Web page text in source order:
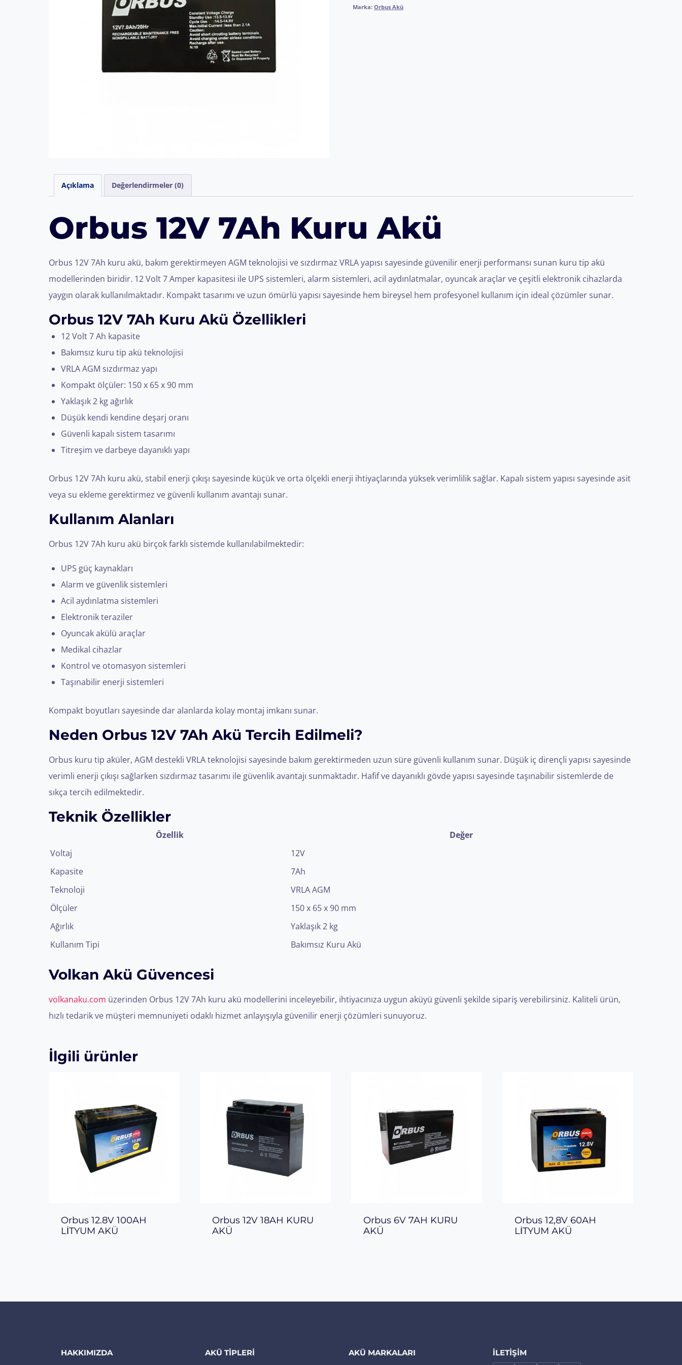
Marka:Orbus Akü
Açıklama Değerlendirmeler (0)
Orbus 12V 7Ah Kuru Akü
Orbus 12V 7Ah kuru akü, bakım gerektirmeyen AGM teknolojisi ve sızdırmaz VRLA yapısı sayesinde güvenilir enerji performansı sunan kuru tip akü
modellerinden biridir. 12 Volt 7 Amper kapasitesi ile UPS sistemleri, alarm sistemleri, acil aydınlatmalar, oyuncak araçlar ve çeşitli elektronik cihazlarda
yaygın olarak kullanılmaktadır. Kompakt tasarımı ve uzun ömürlü yapısı sayesinde hem bireysel hem profesyonel kullanım için ideal çözümler sunar.
Orbus 12V 7Ah Kuru Akü Özellikleri
12 Volt 7 Ah kapasite
Bakımsız kuru tip akü teknolojisi
VRLA AGM sızdırmaz yapı
Kompakt ölçüler: 150 x 65 x 90 mm
Yaklaşık 2 kg ağırlık
Düşük kendi kendine deşarj oranı
Güvenli kapalı sistem tasarımı
Titreşim ve darbeye dayanıklı yapı
Orbus 12V 7Ah kuru akü, stabil enerji çıkışı sayesinde küçük ve orta ölçekli enerji ihtiyaçlarında yüksek verimlilik sağlar. Kapalı sistem yapısı sayesinde asit
veya su ekleme gerektirmez ve güvenli kullanım avantajı sunar.
Kullanım Alanları
Orbus 12V 7Ah kuru akü birçok farklı sistemde kullanılabilmektedir:
UPS güç kaynakları
Alarm ve güvenlik sistemleri
Acil aydınlatma sistemleri
Elektronik teraziler
Oyuncak akülü araçlar
Medikal cihazlar
Kontrol ve otomasyon sistemleri
Taşınabilir enerji sistemleri
Kompakt boyutları sayesinde dar alanlarda kolay montaj imkanı sunar.
Neden Orbus 12V 7Ah Akü Tercih Edilmeli?
Orbus kuru tip aküler, AGM destekli VRLA teknolojisi sayesinde bakım gerektirmeden uzun süre güvenli kullanım sunar. Düşük iç dirençli yapısı sayesinde
verimli enerji çıkışı sağlarken sızdırmaz tasarımı ile güvenlik avantajı sunmaktadır. Hafif ve dayanıklı gövde yapısı sayesinde taşınabilir sistemlerde de
sıkça tercih edilmektedir.
Teknik Özellikler
Özellik
Değer
Voltaj
12V
Kapasite
7Ah
Teknoloji
VRLA AGM
Ölçüler
150 x 65 x 90 mm
Ağırlık
Yaklaşık 2 kg
Kullanım Tipi
Bakımsız Kuru Akü
Volkan Akü Güvencesi
volkanaku.com üzerinden Orbus 12V 7Ah kuru akü modellerini inceleyebilir, ihtiyacınıza uygun aküyü güvenli şekilde sipariş verebilirsiniz. Kaliteli ürün,
hızlı tedarik ve müşteri memnuniyeti odaklı hizmet anlayışıyla güvenilir enerji çözümleri sunuyoruz.
İlgili ürünler
Orbus 12.8V 100AH
LİTYUM AKÜ
Orbus 12V 18AH KURU
AKÜ
Orbus 6V 7AH KURU
AKÜ
Orbus 12,8V 60AH
LİTYUM AKÜ
HAKKIMIZDA AKÜ TIPLERI AKÜ MARKALARI İLETIŞIM